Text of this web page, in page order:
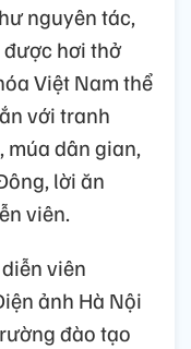
nguyên tác,
hơi thở
Việt Nam thể
với tranh
múa dân gian,
lời ăn
viên.
viên
ảnh Hà Nội
đào tạo